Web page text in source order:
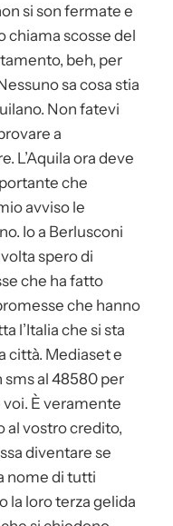
si son fermate e
chiama scosse del
beh, per
sa cosa stia
Non fatevi
a
L’Aquila ora deve
che
avviso le
Io a Berlusconi
spero di
che ha fatto
che hanno
l’Italia che si sta
città. Mediaset e
al 48580 per
È veramente
al vostro credito,
diventare se
nome di tutti
la loro terza gelida